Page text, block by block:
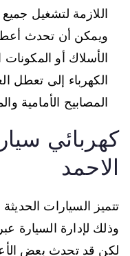
اللازمة لتشغيل
ويمكن أن تحدث
الأسلاك أو
الكهرباء إلى تعطل
المصابيح الأمامية
كهربائي
الاحمد
تتميز السيارات
وذلك لإدارة السيارة
لكن قد تحدث بعض